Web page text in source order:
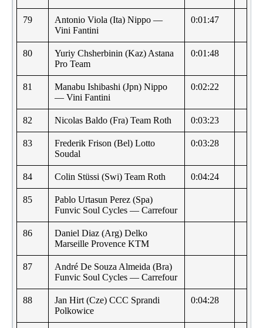
79
Antonio Viola (Ita) Nippo —
Vini Fantini
0:01:47
80
Yuriy Chsherbinin (Kaz) Astana
Pro Team
0:01:48
81
Manabu Ishibashi (Jpn) Nippo
— Vini Fantini
0:02:22
82 Nicolas Baldo (Fra) Team Roth 0:03:23
83
Frederik Frison (Bel) Lotto
Soudal
0:03:28
84 Colin Stüssi (Swi) Team Roth 0:04:24
85
Pablo Urtasun Perez (Spa)
Funvic Soul Cycles — Carrefour
86
Daniel Diaz (Arg) Delko
Marseille Provence KTM
87
André De Souza Almeida (Bra)
Funvic Soul Cycles — Carrefour
88
Jan Hirt (Cze) CCC Sprandi
Polkowice
0:04:28